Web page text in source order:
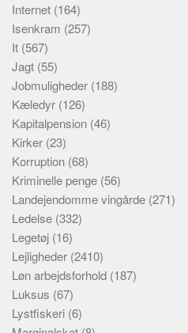
Internet (164)
Isenkram (257)
It (567)
Jagt (55)
Jobmuligheder (188)
Kæledyr (126)
Kapitalpension (46)
Kirker (23)
Korruption (68)
Kriminelle penge (56)
Landejendomme vingårde (271)
Ledelse (332)
Legetøj (16)
Lejligheder (2410)
Løn arbejdsforhold (187)
Luksus (67)
Lystfiskeri (6)